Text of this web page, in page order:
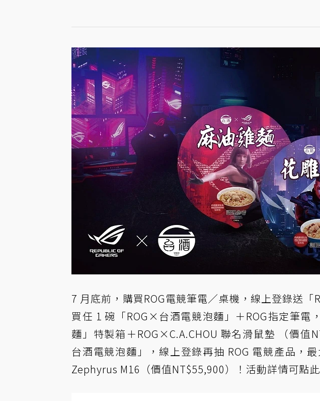
7 月底前，購買ROG電競筆電／桌機，線上登錄送
買任 1 碗「ROG×台酒電競泡麵」＋ROG指定筆電
麵」特製箱＋ROG×C.A.CHOU 聯名滑鼠墊 （價值
台酒電競泡麵」，線上登錄再抽 ROG 電競產品，
Zephyrus M16（價值NT$55,900）！活動詳情可點此